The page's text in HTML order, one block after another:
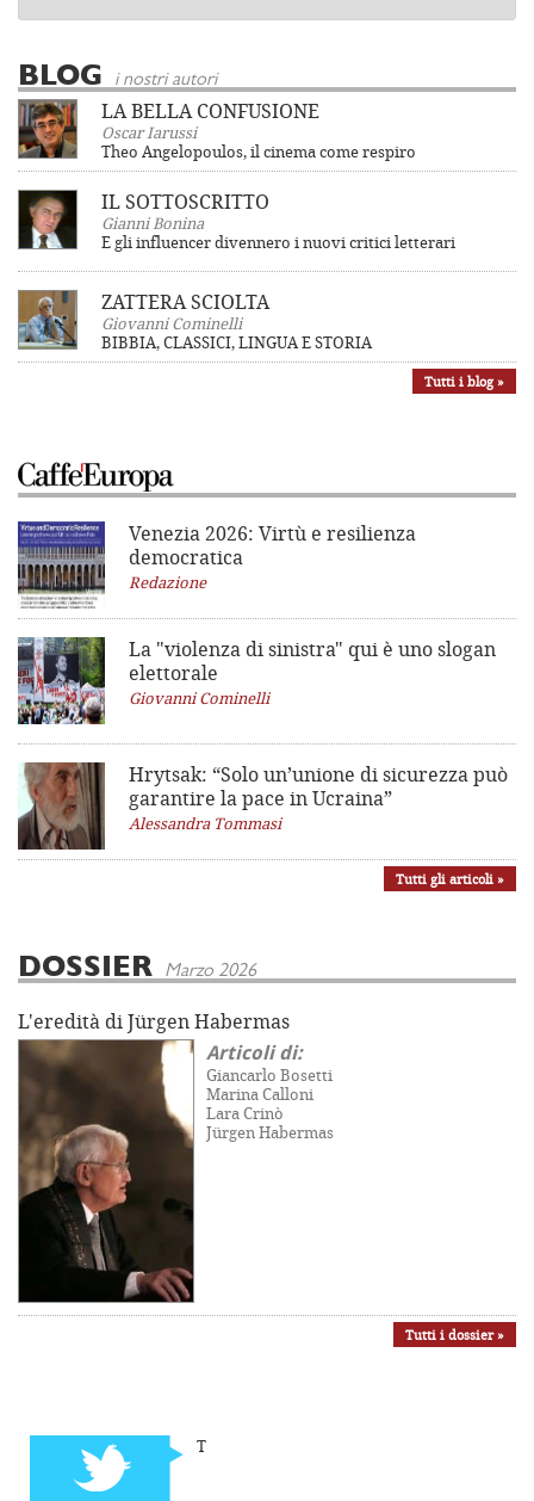
BLOG i nostri autori
LA BELLA CONFUSIONE
Oscar Iarussi
Theo Angelopoulos, il cinema come respiro
IL SOTTOSCRITTO
Gianni Bonina
E gli influencer divennero i nuovi critici letterari
ZATTERA SCIOLTA
Giovanni Cominelli
BIBBIA, CLASSICI, LINGUA E STORIA
Tutti i blog »
Venezia 2026: Virtù e resilienza
democratica
Redazione
La "violenza di sinistra" qui è uno slogan
elettorale
Giovanni Cominelli
Hrytsak: “Solo un’unione di sicurezza può
garantire la pace in Ucraina”
Alessandra Tommasi
Tutti gli articoli »
DOSSIER Marzo 2026
L'eredità di Jürgen Habermas
Articoli di:
Giancarlo Bosetti
Marina Calloni
Lara Crinò
Jürgen Habermas
Tutti i dossier »
T